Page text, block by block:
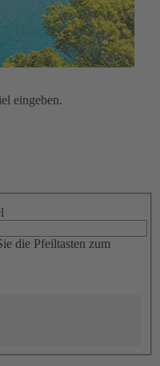
eingeben.
die Pfeiltasten zum